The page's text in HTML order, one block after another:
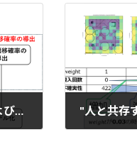
室内環境や作業内容による快-不快および覚醒度の変化の個人別モデル化, [優秀発表賞] ", 電子情報通信学会IN研究会, 沖縄